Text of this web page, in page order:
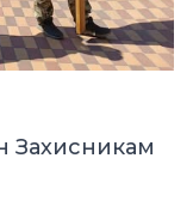
Захисникам